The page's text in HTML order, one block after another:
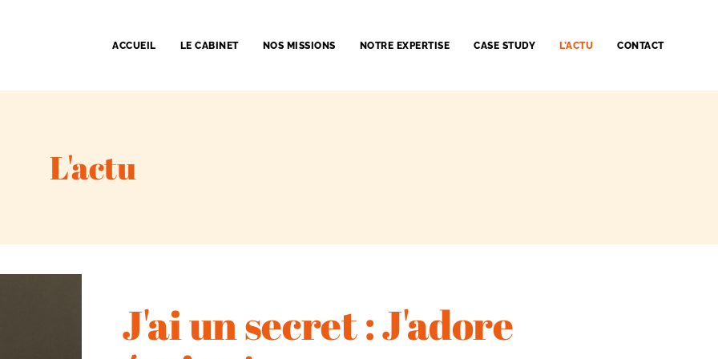
ACCUEIL LE CABINET NOS MISSIONS NOTRE EXPERTISE CASE STUDY L’ACTU CONTACT
L'actu
J'ai un secret : J'adore